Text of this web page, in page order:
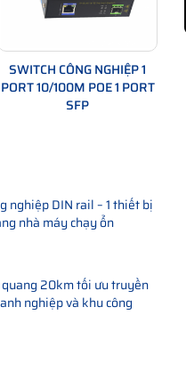
SWITCH CÔNG NGHIỆP 1
PORT 10/100M POE 1 PORT
SFP
nghiệp DIN rail – 1 thiết bị
nhà máy chạy ổn
20km tối ưu truyền
nghiệp và khu công